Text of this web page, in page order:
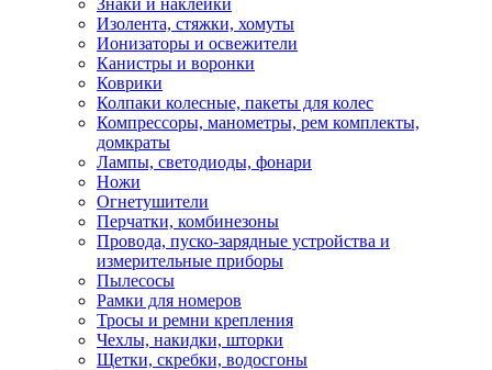
Знаки и наклейки
Изолента, стяжки, хомуты
Ионизаторы и освежители
Канистры и воронки
Коврики
Колпаки колесные, пакеты для колес
Компрессоры, манометры, рем комплекты,
домкраты
Лампы, светодиоды, фонари
Ножи
Огнетушители
Перчатки, комбинезоны
Провода, пуско-зарядные устройства и
измерительные приборы
Пылесосы
Рамки для номеров
Тросы и ремни крепления
Чехлы, накидки, шторки
Щетки, скребки, водосгоны